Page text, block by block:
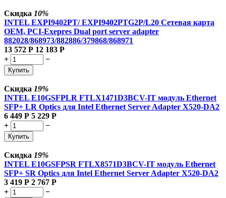
Скидка 10%
INTEL EXPI9402PT/ EXPI9402PTG2P/L20 Сетевая карта
OEM, PCI-Exepres Dual port server adapter
882028/868973/882886/379868/868971
13 572 Р 12 183 Р
+
−
Купить
Скидка 19%
INTEL E10GSFPLR FTLX1471D3BCV-IT модуль Ethernet
SFP+ LR Optics для Intel Ethernet Server Adapter X520-DA2
6 449 Р 5 229 Р
+
−
Купить
Скидка 19%
INTEL E10GSFPSR FTLX8571D3BCV-IT модуль Ethernet
SFP+ SR Optics для Intel Ethernet Server Adapter X520-DA2
3 419 Р 2 767 Р
+
−